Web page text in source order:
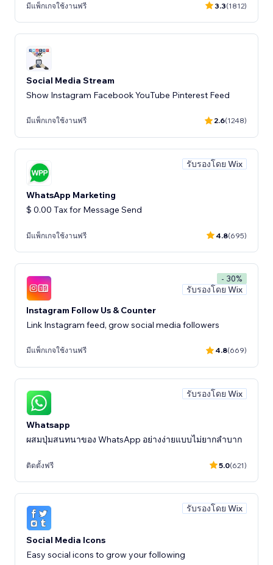
มีแพ็กเกจใช้งานฟรี 3.3(1812)
Social Media Stream
Show Instagram Facebook YouTube Pinterest Feed
มีแพ็กเกจใช้งานฟรี 2.6(1248)
รับรองโดย Wix
WhatsApp Marketing
$ 0.00 Tax for Message Send
มีแพ็กเกจใช้งานฟรี 4.8(695)
- 30%
รับรองโดย Wix
Instagram Follow Us & Counter
Link Instagram feed, grow social media followers
มีแพ็กเกจใช้งานฟรี 4.8(669)
รับรองโดย Wix
Whatsapp
ผสมปุ่มสนทนาของ WhatsApp อย่างง่ายแบบไม่ยากลำบาก
ติดตั้งฟรี 5.0(621)
รับรองโดย Wix
Social Media Icons
Easy social icons to grow your following